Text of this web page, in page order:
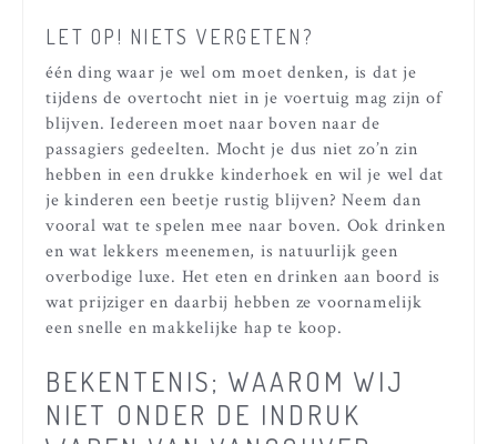
LET OP! NIETS VERGETEN?
één ding waar je wel om moet denken, is dat je
tijdens de overtocht niet in je voertuig mag zijn of
blijven. Iedereen moet naar boven naar de
passagiers gedeelten. Mocht je dus niet zo’n zin
hebben in een drukke kinderhoek en wil je wel dat
je kinderen een beetje rustig blijven? Neem dan
vooral wat te spelen mee naar boven. Ook drinken
en wat lekkers meenemen, is natuurlijk geen
overbodige luxe. Het eten en drinken aan boord is
wat prijziger en daarbij hebben ze voornamelijk
een snelle en makkelijke hap te koop.
BEKENTENIS; WAAROM WIJ
NIET ONDER DE INDRUK